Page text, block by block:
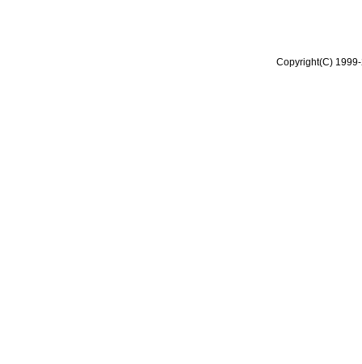
Copyright(C)